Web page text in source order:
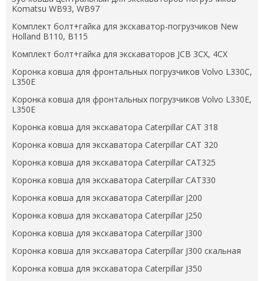
Komatsu WB93, WB97
Комплект болт+гайка для экскаватор-погрузчиков New
Holland B110, B115
Комплект болт+гайка для экскаваторов JCB 3CX, 4CX
Коронка ковша для фронтальных погрузчиков Volvo L330C,
L350E
Коронка ковша для фронтальных погрузчиков Volvo L330E,
L350E
Коронка ковша для экскаватора Caterpillar CAT 318
Коронка ковша для экскаватора Caterpillar CAT 320
Коронка ковша для экскаватора Caterpillar CAT325
Коронка ковша для экскаватора Caterpillar CAT330
Коронка ковша для экскаватора Caterpillar J200
Коронка ковша для экскаватора Caterpillar J250
Коронка ковша для экскаватора Caterpillar J300
Коронка ковша для экскаватора Caterpillar J300 скальная
Коронка ковша для экскаватора Caterpillar J350